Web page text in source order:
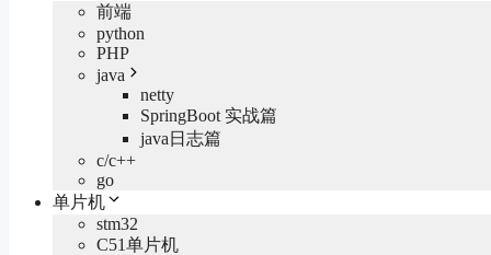
前端
python
PHP
java
netty
SpringBoot 实战篇
java日志篇
c/c++
go
单片机
stm32
C51单片机